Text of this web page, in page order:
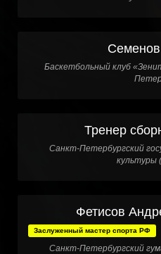
Баскетбольный клуб
Тренер
Санкт-Петербургский
культуры
Фетисов
Заслуженный мастер спорта РФ
Санкт-Петербургский